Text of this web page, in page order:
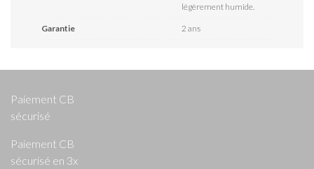
légèrement humide.
Garantie 2 ans
Paiement CB
sécurisé
Paiement CB
sécurisé en 3x